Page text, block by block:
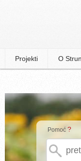
Projekti O
Pomoć ?